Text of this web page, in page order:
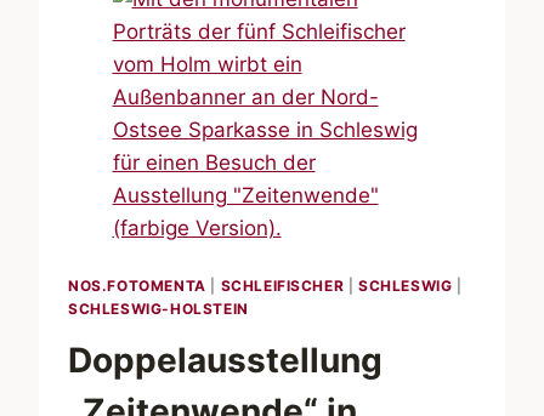
FISCHERN
VOM
HOLM
NOS.FOTOMENTA SCHLEIFISCHER |SCHLESWIG
SCHLESWIG-HOLSTEIN
Doppelausstellung